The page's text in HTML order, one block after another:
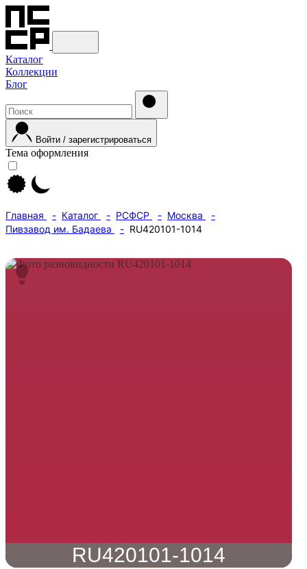
Каталог
Коллекции
Блог
Войти / зарегистрироваться
Тема оформления
Главная Каталог РСФСР
Москва
Пивзавод им. Бадаева
RU420101-1014
RU420101-1014